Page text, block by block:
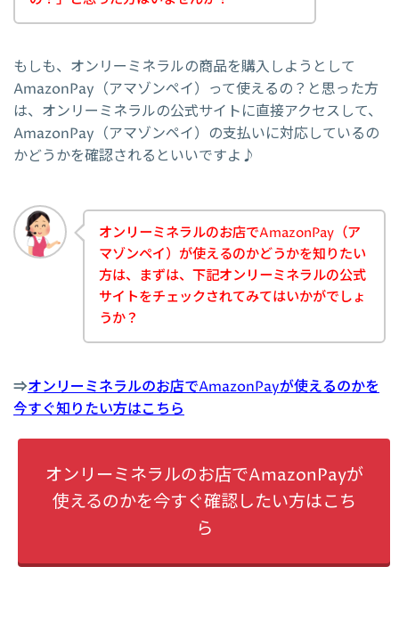
もしも、オンリーミネラルの商品を購入しようとして
AmazonPay（アマゾンペイ）って使えるの？と思った方
は、オンリーミネラルの公式サイトに直接アクセスして、
AmazonPay（アマゾンペイ）の支払いに対応しているの
かどうかを確認されるといいですよ♪
オンリーミネラルのお店でAmazonPay（ア
マゾンペイ）が使えるのかどうかを知りたい
方は、まずは、下記オンリーミネラルの公式
サイトをチェックされてみてはいかがでしょ
うか？
⇒オンリーミネラルのお店でAmazonPayが使えるのかを
今すぐ知りたい方はこちら
オンリーミネラルのお店でAmazonPayが
使えるのかを今すぐ確認したい方はこち
ら